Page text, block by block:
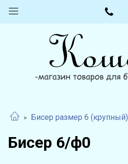
Бисер размер 6 (крупный)
Бисер 6/ф0